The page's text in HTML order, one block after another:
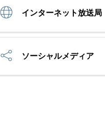
インターネット放送局
ソーシャルメディア